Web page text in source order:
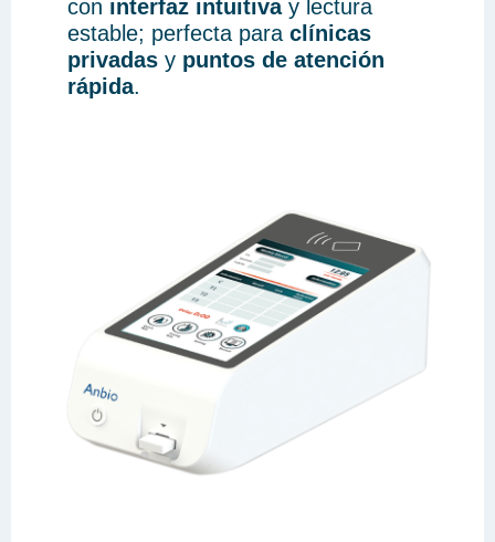
con interfaz intuitivay lectura
estable; perfecta paraclínicas
privadas y puntos de atención
rápida.